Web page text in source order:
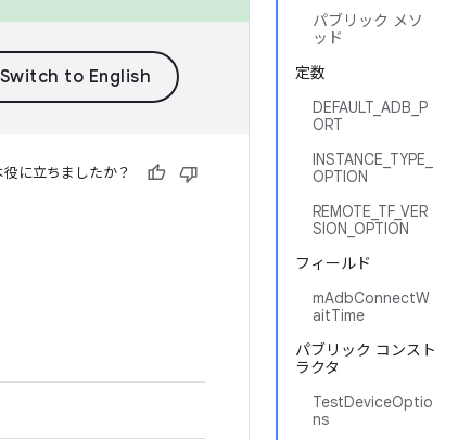
パブリック メソ
ッド
定数
DEFAULT_ADB_P
ORT
INSTANCE_TYPE_
OPTION
REMOTE_TF_VER
SION_OPTION
フィールド
mAdbConnectW
aitTime
パブリック コンスト
ラクタ
TestDeviceOptio
ns
役に立ちましたか？